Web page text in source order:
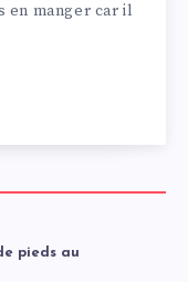
en manger car il
pieds au